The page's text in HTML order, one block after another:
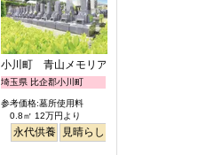
小川町 青山メモリアルパーク
埼玉県 比企郡小川町
参考価格:墓所使用料
0.8㎡ 12万円より
永代供養 見晴らし・眺望